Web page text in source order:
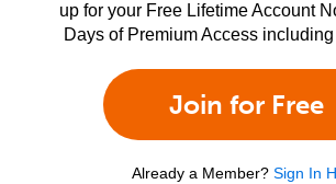
up for your Free Lifetime Account
Days of Premium Access
Join for Free
Already a Member? Sign In